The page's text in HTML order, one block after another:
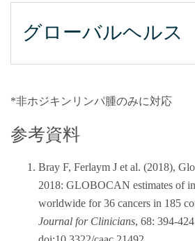
グローバルヘルス
*非ホジキンリンパ腫のみに対応
参考資料
Bray F, Ferlaym J et al. (2018),
2018: GLOBOCAN estimates of
worldwide for 36 cancers in 185
Journal for Clinicians, 68: 394-